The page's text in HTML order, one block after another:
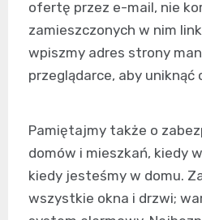
ofertę przez e-mail, nie
zamieszczonych w nim
wpiszmy adres strony
przeglądarce, aby uniknąć
Pamiętajmy także o
domów i mieszkań, kiedy
kiedy jesteśmy w domu.
wszystkie okna i drzwi;